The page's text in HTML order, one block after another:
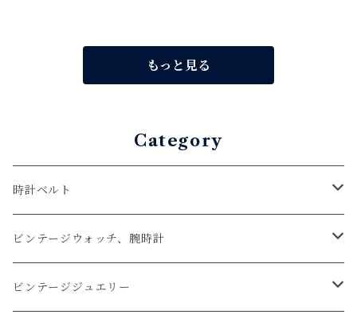
もっと見る
Category
時計ベルト
アップルウォッチベルト
コードバン
ビンテージウォッチ、腕時計
オメガ / OMEGA
ビンテージジュエリー